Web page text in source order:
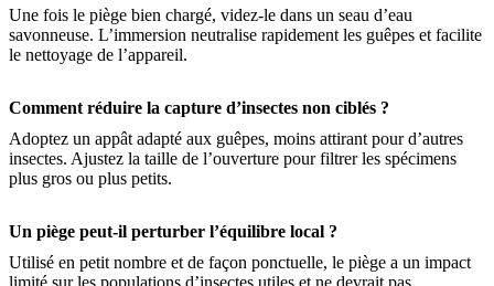
Une fois le piège bien chargé, videz-le dans un seau d’eau
savonneuse. L’immersion neutralise rapidement les guêpes et facilite
le nettoyage de l’appareil.
Comment réduire la capture d’insectes non ciblés ?
Adoptez un appât adapté aux guêpes, moins attirant pour d’autres
insectes. Ajustez la taille de l’ouverture pour filtrer les spécimens
plus gros ou plus petits.
Un piège peut-il perturber l’équilibre local ?
Utilisé en petit nombre et de façon ponctuelle, le piège a un impact
limité sur les populations d’insectes utiles et ne devrait pas